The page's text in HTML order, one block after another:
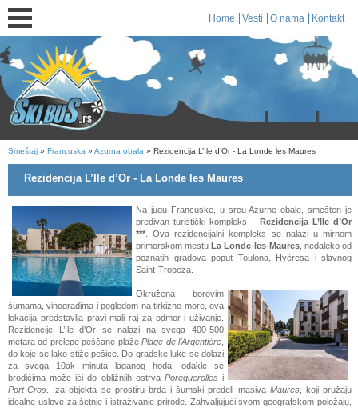
Home Vesti O nama Kontakt
Smeštaj » Francuska » Azurna obala » Rezidencija L’Ile d’Or - La Londe les Maures
Rezidencija L’Ile d’Or - La Londe les Maures
Na jugu Francuske, u srcu Azurne obale, smešten je
predivan turistički kompleks –Rezidencija L’Ile d’Or
*** . Ova rezidencijalni kompleks se nalazi u mirnom
primorskom mestuLa Londe-les-Maures , nedaleko od
poznatih gradova poput Toulona, Hyèresa i slavnog
Saint-Tropeza.
Okružena borovim
šumama, vinogradima i pogledom na tirkizno more, ova
lokacija predstavlja pravi mali raj za odmor i uživanje.
Rezidencije L’Ile d’Or se nalazi na svega 400-500
metara od prelepe peščane plažePlage de l’Argentière
do koje se lako stiže pešice. Do gradske luke se dolazi
za svega 10ak minuta laganog hoda, odakle se
brodićima može ići do obližnjih ostrva Porequerolles i
Port-Cros . Iza objekta se prostiru brda i šumski predeli masiva Maures , koji pružaju
idealne uslove za šetnje i istraživanje prirode. Zahvaljujući svom geografskom položaju,